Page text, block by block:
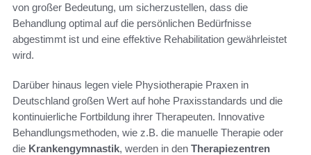
von großer Bedeutung, um sicherzustellen, dass die
Behandlung optimal auf die persönlichen Bedürfnisse
abgestimmt ist und eine effektive Rehabilitation gewährleistet
wird.
Darüber hinaus legen viele Physiotherapie Praxen in
Deutschland großen Wert auf hohe Praxisstandards und die
kontinuierliche Fortbildung ihrer Therapeuten. Innovative
Behandlungsmethoden, wie z.B. die manuelle Therapie oder
die Krankengymnastik, werden in den Therapiezentren